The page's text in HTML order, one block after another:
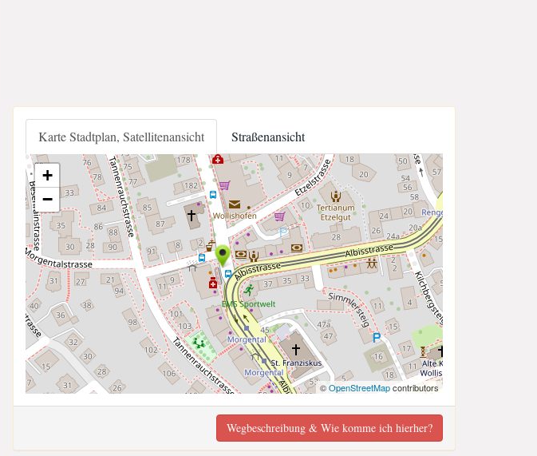
Karte Stadtplan, Satellitenansicht Straßenansicht
+
−
©OpenStreetMapcontributors
Wegbeschreibung & Wie komme ich hierher?